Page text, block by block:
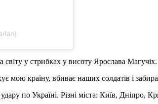
світу у стрибках у висоту Ярослава Магучіх.
країну, вбиває наших солдатів і
по Україні. Різні міста: Київ, Дніпро,